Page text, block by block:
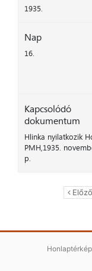
1935.
Nap
16.
Kapcsolódó
dokumentum
Hlinka nyilatkozik
PMH,1935.
p.
Előző
Honlaptérkép